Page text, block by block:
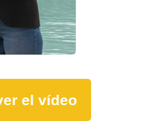
el vídeo